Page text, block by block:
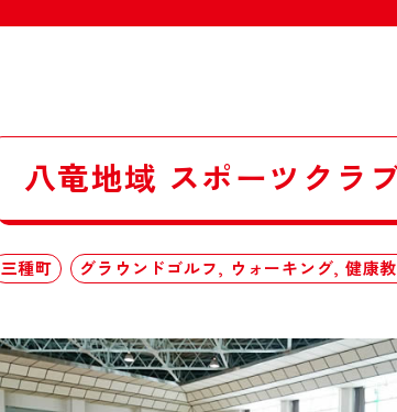
八竜地域 スポーツクラ
三種町 グラウンドゴルフ, ウォーキング, 健康